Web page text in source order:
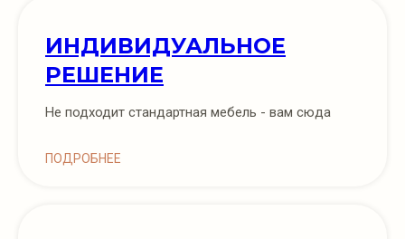
ИНДИВИДУАЛЬНОЕ
РЕШЕНИЕ
Не подходит стандартная мебель - вам сюда
ПОДРОБНЕЕ